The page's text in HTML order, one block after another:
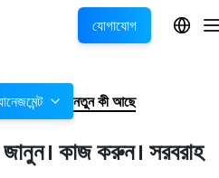
যোগাযোগ
নতুন কী আছে
কাজ করুন। সরবরাহ